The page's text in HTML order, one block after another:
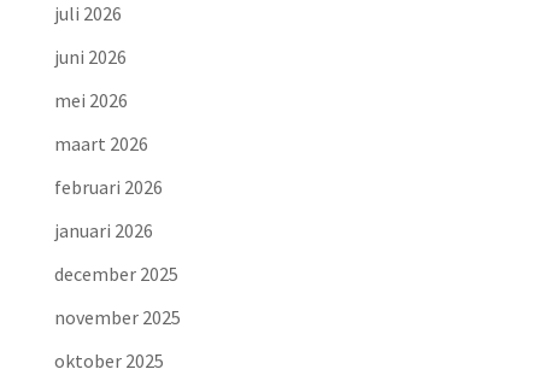
juli 2026
juni 2026
mei 2026
maart 2026
februari 2026
januari 2026
december 2025
november 2025
oktober 2025